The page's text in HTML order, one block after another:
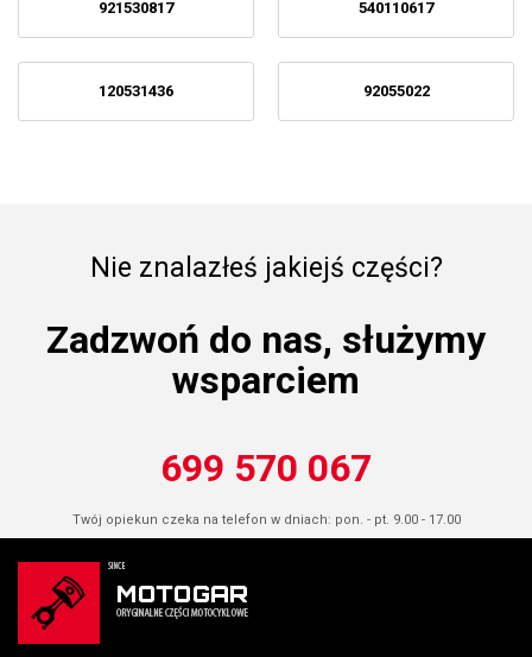
921530817 540110617
120531436 92055022
Nie znalazłeś jakiejś części?
Zadzwoń do nas, służymy
wsparciem
699 570 067
Twój opiekun czeka na telefon w dniach: pon. - pt. 9.00 - 17.00